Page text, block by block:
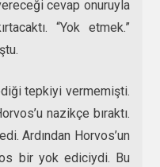
cevap onuruyla
“Yok etmek.”
tepkiyi vermemişti.
nazikçe bıraktı.
Ardından Horvos’un
bir yok ediciydi. Bu